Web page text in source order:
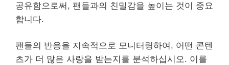
공유함으로써, 팬들과의 친밀감을 높이는 것이 중요
합니다.
팬들의 반응을 지속적으로 모니터링하여, 어떤 콘텐
츠가 더 많은 사랑을 받는지를 분석하십시오. 이를